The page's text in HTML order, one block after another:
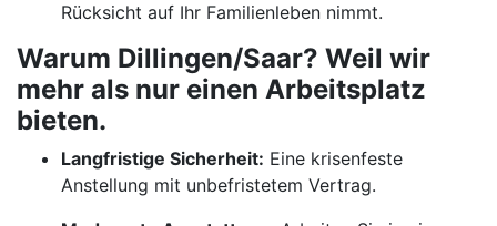
Rücksicht auf Ihr Familienleben nimmt.
Warum Dillingen/Saar? Weil wir
mehr als nur einen Arbeitsplatz
bieten.
Langfristige Sicherheit: Eine krisenfeste
Anstellung mit unbefristetem Vertrag.